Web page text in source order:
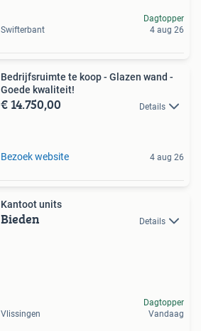
Swifterbant
Dagtopper
4 aug 26
Bedrijfsruimte te koop - Glazen wand -
Goede kwaliteit!
€ 14.750,00 Details
Bezoek website 4 aug 26
Kantoot units
Bieden Details
Vlissingen
Dagtopper
Vandaag